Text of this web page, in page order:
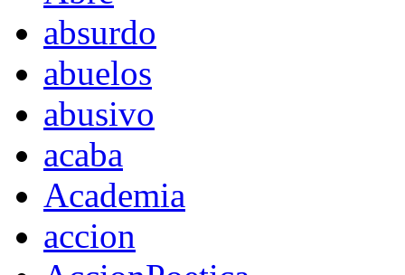
absurdo
abuelos
abusivo
acaba
Academia
accion